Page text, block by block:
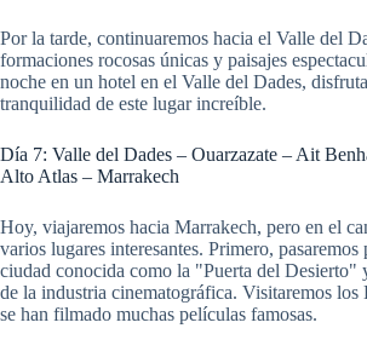
Por la tarde, continuaremos hacia el Valle del
formaciones rocosas únicas y paisajes
noche en un hotel en el Valle del Dades,
tranquilidad de este lugar increíble.
Día 7: Valle del Dades – Ouarzazate – Ait
Alto Atlas – Marrakech
Hoy, viajaremos hacia Marrakech, pero en el
varios lugares interesantes. Primero, pasaremos
ciudad conocida como la "Puerta del Desierto"
de la industria cinematográfica. Visitaremos los
se han filmado muchas películas famosas.